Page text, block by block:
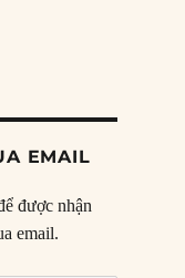
EMAIL
được nhận
email.